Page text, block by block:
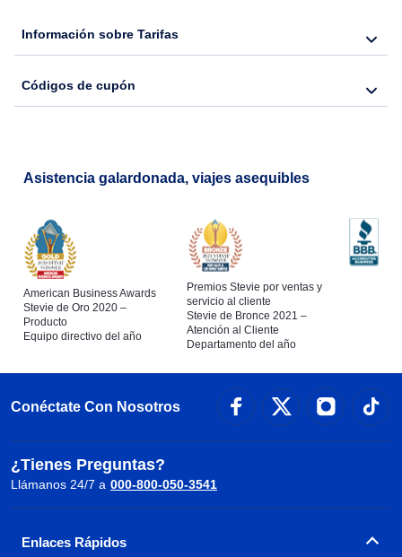
Información sobre Tarifas
Códigos de cupón
Asistencia galardonada, viajes asequibles
American Business Awards
Stevie de Oro 2020 –
Producto
Equipo directivo del año
Premios Stevie por ventas y
servicio al cliente
Stevie de Bronce 2021 –
Atención al Cliente
Departamento del año
Conéctate Con Nosotros
¿Tienes Preguntas?
Llámanos 24/7 a 000-800-050-3541
Enlaces Rápidos